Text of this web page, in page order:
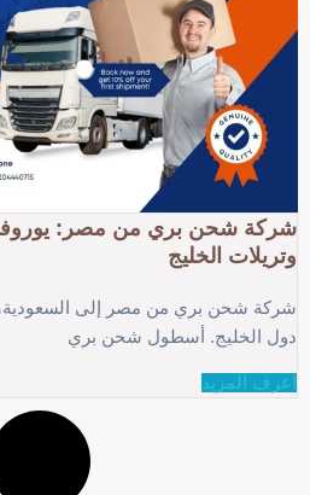
شركة شحن بري من مصر:
وتريلات الخليج
شركة شحن بري من مصر إلى السعودية،
دول الخليج. أسطول شحن بري
اعرف المزيد